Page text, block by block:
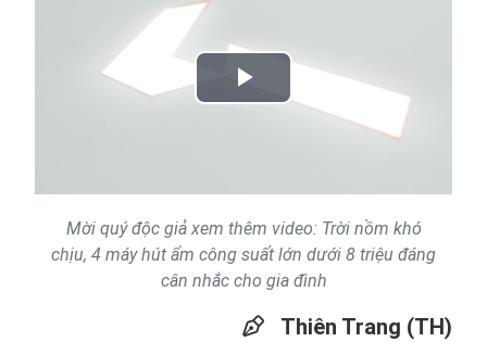
Play
Mời quý độc giả xem thêm video: Trời nồm khó
chịu, 4 máy hút ẩm công suất lớn dưới 8 triệu đáng
cân nhắc cho gia đình
Thiên Trang (TH)